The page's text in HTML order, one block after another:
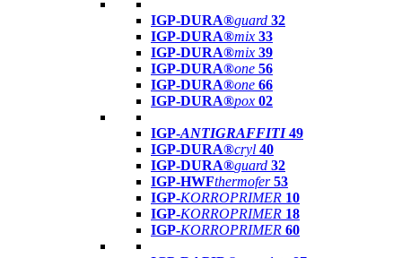
IGP-DURA®guard 32
IGP-DURA®mix 33
IGP-DURA®mix 39
IGP-DURA®one 56
IGP-DURA®one 66
IGP-DURA®pox 02
IGP-ANTIGRAFFITI49
IGP-DURA®cryl 40
IGP-DURA®guard 32
IGP-HWFthermofer 53
IGP-KORROPRIMER 10
IGP-KORROPRIMER 18
IGP-KORROPRIMER 60